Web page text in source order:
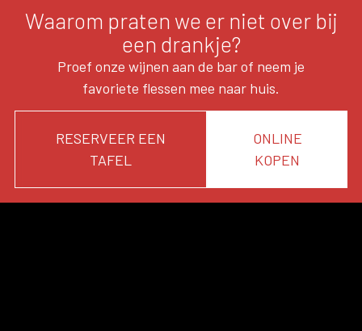
Waarom praten we er niet over bij
een drankje?
Proef onze wijnen aan de bar of neem je
favoriete flessen mee naar huis.
RESERVEER EEN
TAFEL
ONLINE
KOPEN